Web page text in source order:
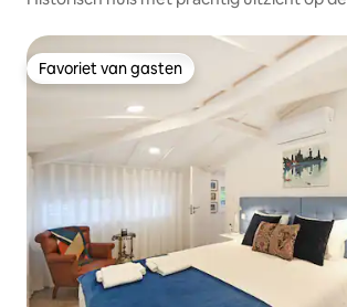
Favoriet van gasten
Favoriet van gasten